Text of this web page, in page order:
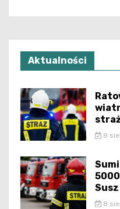
Aktualności
8
5000
Susz
8